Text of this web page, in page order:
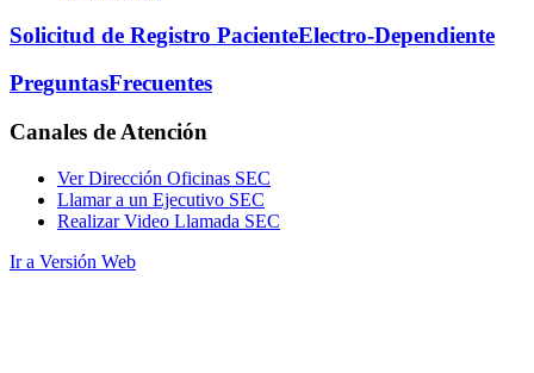
Solicitud de Registro PacienteElectro-Dependiente
PreguntasFrecuentes
Canales de Atención
Ver Dirección Oficinas SEC
Llamar a un Ejecutivo SEC
Realizar Video Llamada SEC
Ir a Versión Web